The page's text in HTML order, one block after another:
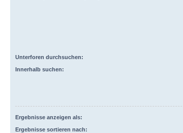
Unterforen durchsuchen:
Innerhalb suchen:
Ergebnisse anzeigen als:
Ergebnisse sortieren nach: